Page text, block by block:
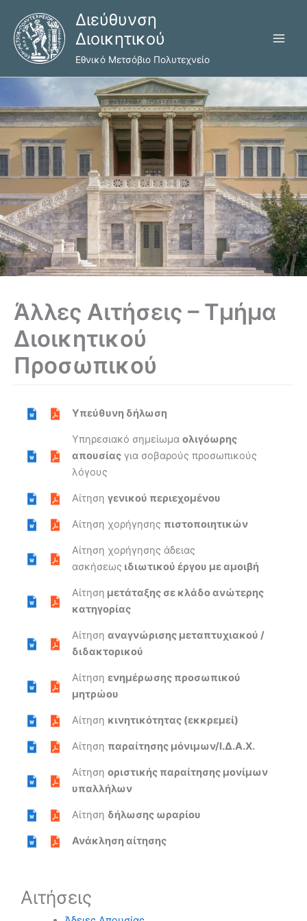
περιεχόμενο
Διεύθυνση
Διοικητικού
Εθνικό Μετσόβιο Πολυτεχνείο
Άλλες Αιτήσεις – Τμήμα
Διοικητικού
Προσωπικού
Υπεύθυνη δήλωση
Yπηρεσιακό σημείωμαολιγόωρης
απουσίας για σοβαρούς προσωπικούς
λόγους
Αίτησηγενικού περιεχομένου
Αίτηση χορήγησης πιστοποιητικών
Αίτηση χορήγησης άδειας
ασκήσεως ιδιωτικού έργου με αμοιβή
Αίτηση μετάταξης σε κλάδο ανώτερης
κατηγορίας
Αίτησηαναγνώρισης μεταπτυχιακού /
διδακτορικού
Αίτησηενημέρωσης προσωπικού
μητρώου
Αίτηση κινητικότητας (εκκρεμεί)
Αίτηση παραίτησης μόνιμων/Ι.Δ.Α.Χ.
Αίτησηοριστικής παραίτησης μονίμων
υπαλλήλων
Αίτηση δήλωσης ωραρίου
Ανάκληση αίτησης
Αιτήσεις